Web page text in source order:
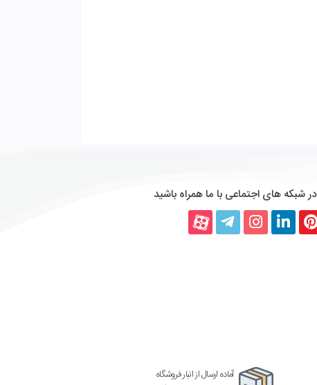
در شبکه های اجتماعی با ما همراه باشید
پینترستلینکدایناینستاگرام
تلگرام آپارات
آماده ارسال از انبار فروشگاه